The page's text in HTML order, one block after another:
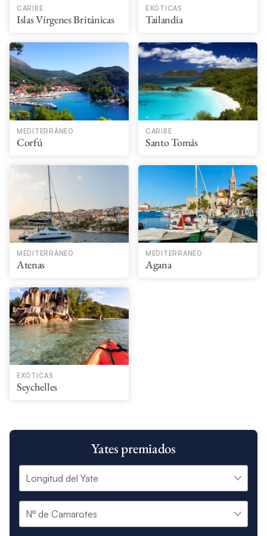
CARIBE
Islas Vírgenes Británicas
EXÓTICAS
Tailandia
MEDITERRÁNEO
Corfú
CARIBE
Santo Tomás
MEDITERRÁNEO
Atenas
MEDITERRÁNEO
Agana
EXÓTICAS
Seychelles
Yates premiados